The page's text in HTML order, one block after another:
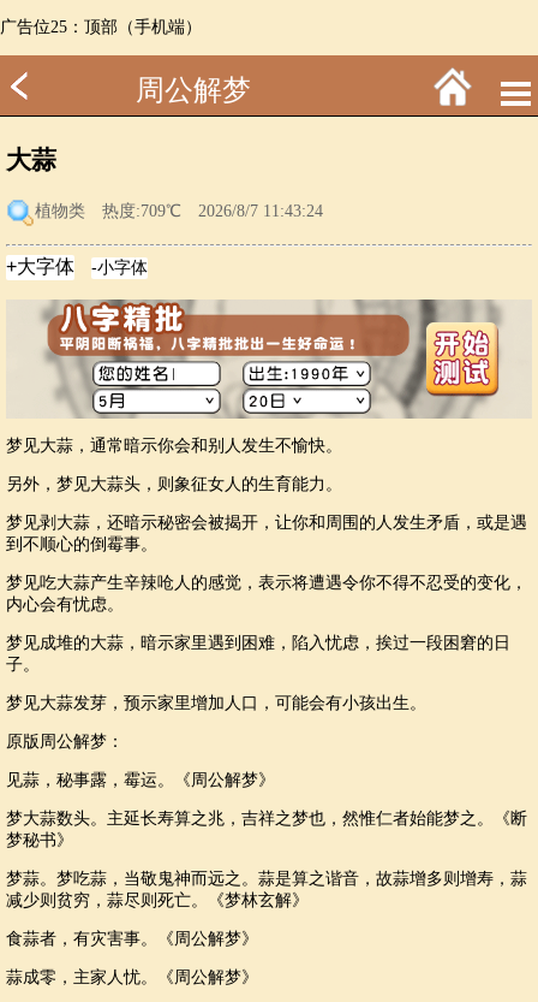
广告位25：顶部（手机端）
周公解梦
大蒜
植物类 热度:709℃ 2026/8/7 11:43:24
梦见大蒜，通常暗示你会和别人发生不愉快。
另外，梦见大蒜头，则象征女人的生育能力。
梦见剥大蒜，还暗示秘密会被揭开，让你和周围的人发生矛盾，或是遇
到不顺心的倒霉事。
梦见吃大蒜产生辛辣呛人的感觉，表示将遭遇令你不得不忍受的变化，
内心会有忧虑。
梦见成堆的大蒜，暗示家里遇到困难，陷入忧虑，挨过一段困窘的日
子。
梦见大蒜发芽，预示家里增加人口，可能会有小孩出生。
原版周公解梦：
见蒜，秘事露，霉运。《周公解梦》
梦大蒜数头。主延长寿算之兆，吉祥之梦也，然惟仁者始能梦之。《断
梦秘书》
梦蒜。梦吃蒜，当敬鬼神而远之。蒜是算之谐音，故蒜增多则增寿，蒜
减少则贫穷，蒜尽则死亡。《梦林玄解》
食蒜者，有灾害事。《周公解梦》
蒜成零，主家人忧。《周公解梦》